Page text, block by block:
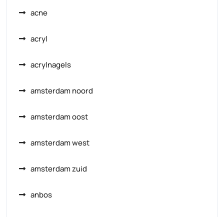
acne
acryl
acrylnagels
amsterdam noord
amsterdam oost
amsterdam west
amsterdam zuid
anbos